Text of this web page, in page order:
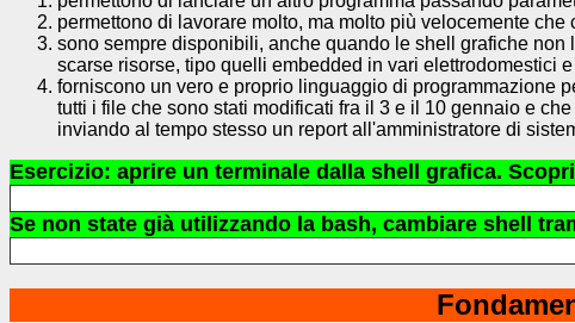
permettono di lavorare molto, ma molto più velocemente che
sono sempre disponibili, anche quando le shell grafiche
scarse risorse, tipo quelli embedded in vari elettrodomestici
forniscono un vero e proprio linguaggio di programmazione
tutti i file che sono stati modificati fra il 3 e il 10 gennaio e
inviando al tempo stesso un report all'amministratore di
Esercizio: aprire un terminale dalla shell grafica.
Se non state già utilizzando la bash, cambiare shell